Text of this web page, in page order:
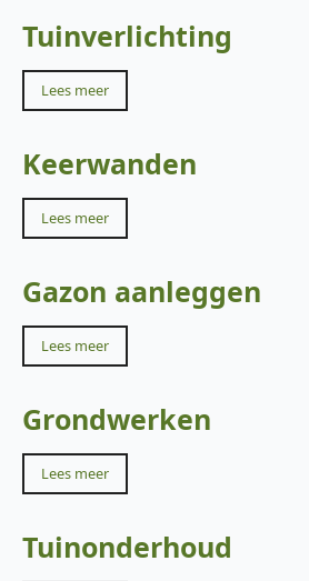
Tuinverlichting
Lees meer
Keerwanden
Lees meer
Gazon aanleggen
Lees meer
Grondwerken
Lees meer
Tuinonderhoud